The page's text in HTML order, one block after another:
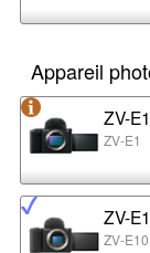
Appareil
ZV-E1
ZV-E1
ZV-
ZV-